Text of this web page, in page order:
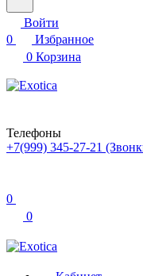
Войти
0
Избранное
0 Корзина
Телефоны
+7(999) 345-27-21
0
0